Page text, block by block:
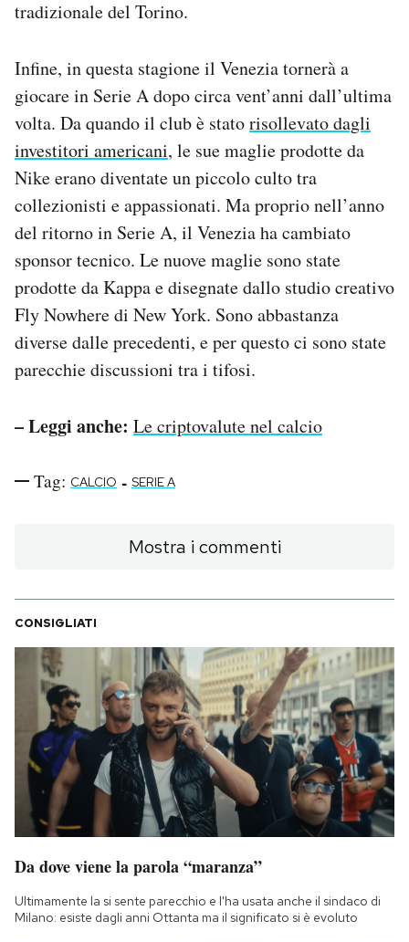
tradizionale del Torino.
Infine, in questa stagione il Venezia tornerà a
giocare in Serie A dopo circa vent’anni dall’ultima
volta. Da quando il club è statorisollevato dagli
investitori americani, le sue maglie prodotte da
Nike erano diventate un piccolo culto tra
collezionisti e appassionati. Ma proprio nell’anno
del ritorno in Serie A, il Venezia ha cambiato
sponsor tecnico. Le nuove maglie sono state
prodotte da Kappa e disegnate dallo studio creativo
Fly Nowhere di New York. Sono abbastanza
diverse dalle precedenti, e per questo ci sono state
parecchie discussioni tra i tifosi.
– Leggi anche: Le criptovalute nel calcio
Tag: CALCIO - SERIE A
Mostra i commenti
CONSIGLIATI
Da dove viene la parola “maranza”
Ultimamente la si sente parecchio e l'ha usata anche il sindaco di
Milano: esiste dagli anni Ottanta ma il significato si è evoluto